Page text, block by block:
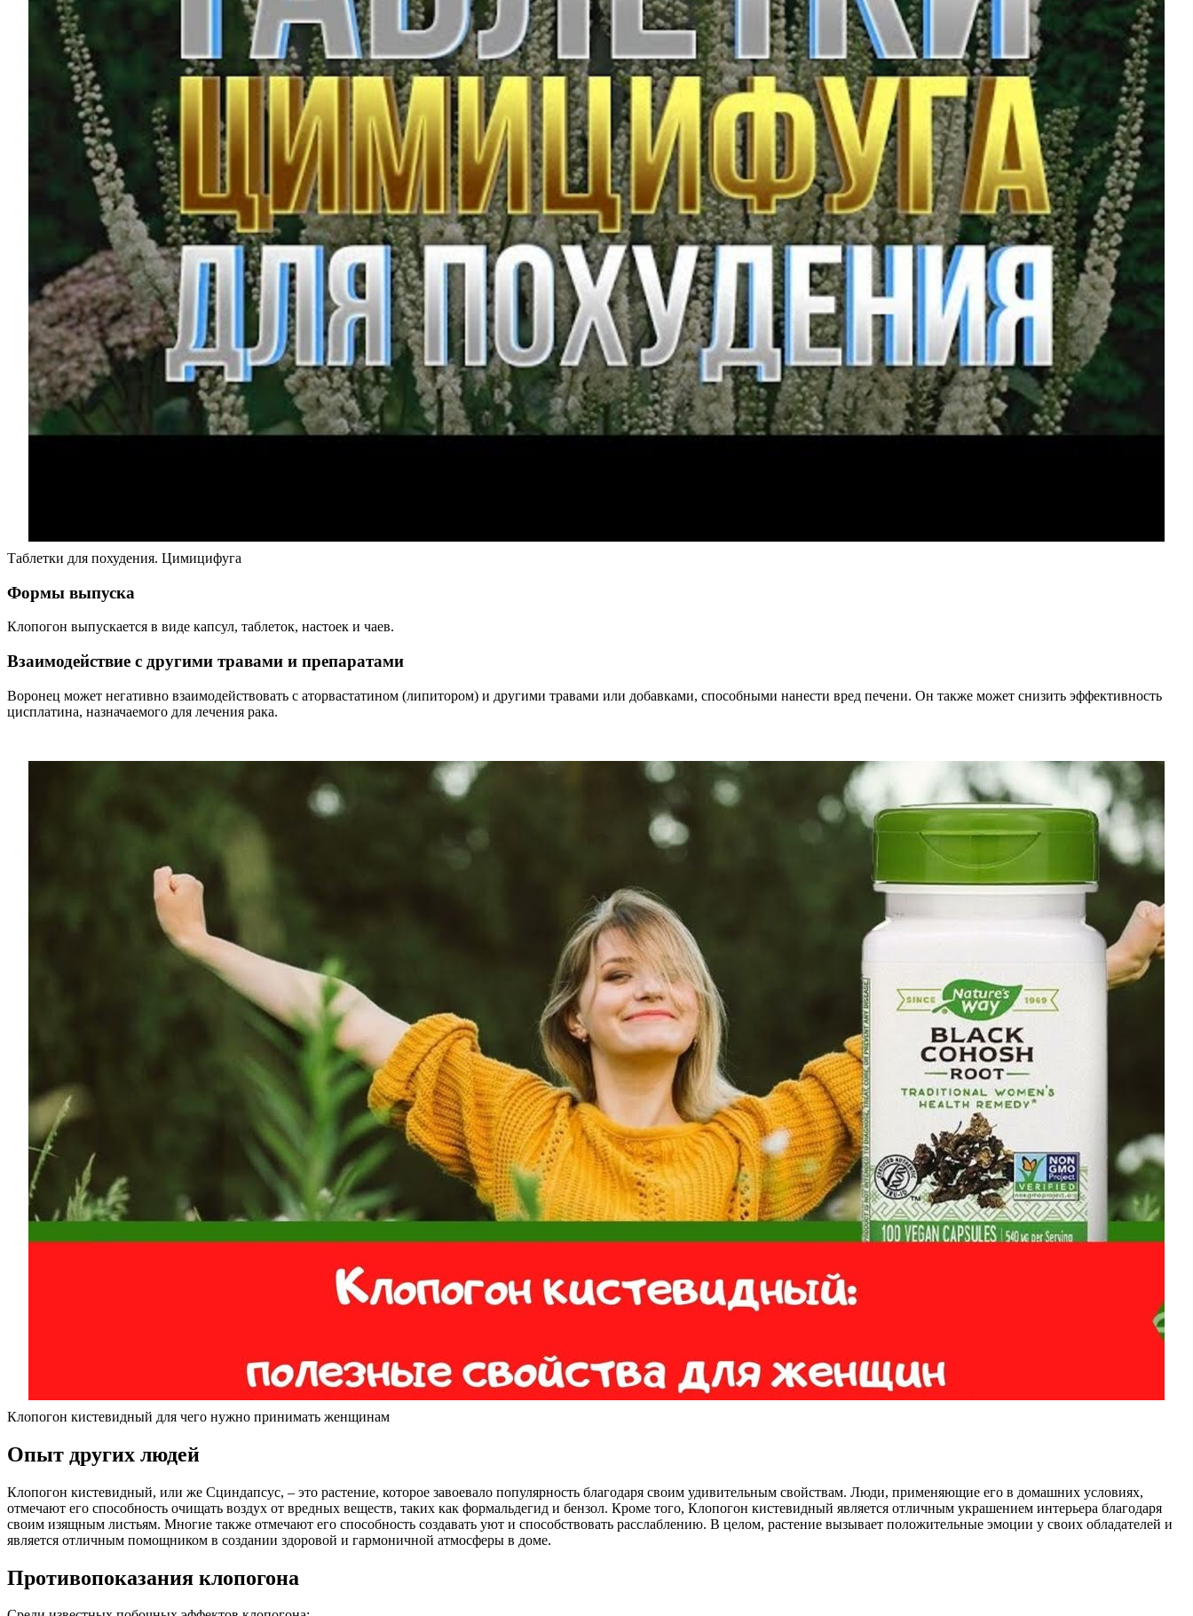
Таблетки для похудения. Цимицифуга
Формы выпуска
Клопогон выпускается в виде капсул, таблеток, настоек и чаев.
Взаимодействие с другими травами и препаратами
Воронец может негативно взаимодействовать с аторвастатином (липитором) и другими травами или добавками, способными нанести вред печени. Он также может снизить эффективность
цисплатина, назначаемого для лечения рака.
Клопогон кистевидный для чего нужно принимать женщинам
Опыт других людей
Клопогон кистевидный, или же Сциндапсус, – это растение, которое завоевало популярность благодаря своим удивительным свойствам. Люди, применяющие его в домашних условиях,
отмечают его способность очищать воздух от вредных веществ, таких как формальдегид и бензол. Кроме того, Клопогон кистевидный является отличным украшением интерьера благодаря
своим изящным листьям. Многие также отмечают его способность создавать уют и способствовать расслаблению. В целом, растение вызывает положительные эмоции у своих обладателей и
является отличным помощником в создании здоровой и гармоничной атмосферы в доме.
Противопоказания клопогона